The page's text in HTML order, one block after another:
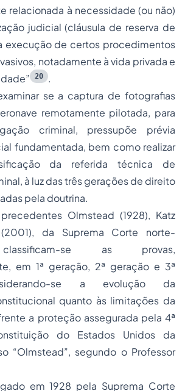
relacionada à necessidade (ou não)
judicial (cláusula de reserva de
execução de certos procedimentos
notadamente à vida privada e
20
.
se a captura de fotografias
remotamente pilotada, para
criminal, pressupõe prévia
fundamentada, bem como realizar
da referida técnica de
à luz das três gerações de direito
pela doutrina.
Olmstead (1928), Katz
da Suprema Corte norte-
se as provas,
em 1ª geração, 2ª geração e 3ª
se a evolução da
quanto às limitações da
a proteção assegurada pela 4ª
do Estados Unidos da
“Olmstead”, segundo o Professor
em 1928 pela Suprema Corte